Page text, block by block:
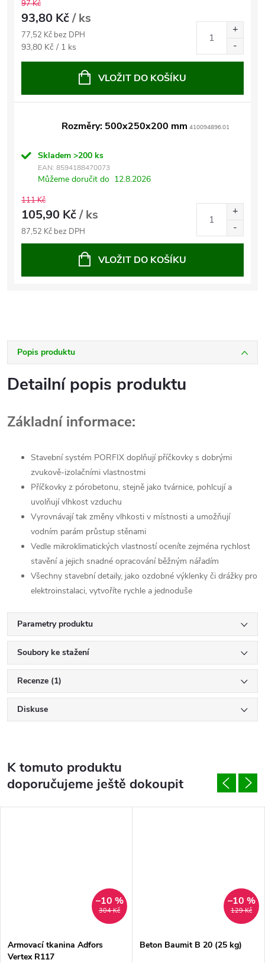
97 Kč
93,80 Kč/ ks
77,52 Kč bez DPH
Měrná
cena:
93,80 Kč / 1 ks
VLOŽIT DO KOŠÍKU
Rozměry: 500x250x200 mm 410094896.01
Skladem >200 ks
EAN: 8594188470073
Můžeme doručit do 12.8.2026
111 Kč
105,90 Kč/ ks
87,52 Kč bez DPH
VLOŽIT DO KOŠÍKU
Popis produktu
Detailní popis produktu
Základní informace:
Stavební systém PORFIX doplňují příčkovky s dobrými
zvukově-izolačními vlastnostmi
Příčkovky z pórobetonu, stejně jako tvárnice, pohlcují a
uvolňují vlhkost vzduchu
Vyrovnávají tak změny vlhkosti v místnosti a umožňují
vodním parám průstup stěnami
Vedle mikroklimatických vlastností oceníte zejména rychlost
stavění a jejich snadné opracování běžným nářadím
Všechny stavební detaily, jako ozdobné výklenky či drážky pro
elektroinstalaci, vytvoříte rychle a jednoduše
Parametry produktu
Soubory ke stažení
Recenze (1)
Diskuse
K tomuto produktu
doporučujeme ještě dokoupit
304 Kč
–10 %
Armovací tkanina Adfors
Vertex R117
129 Kč
–10 %
Beton Baumit B 20 (25 kg)